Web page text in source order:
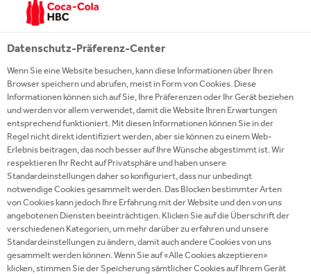
WANN KANN ICH MIT FEEDBACK
RECHNEN?
ANFORDERUNGEN SOLL/KANN/DARF
ICH MICH TROTZDEM BEWERBEN?
KANN ICH MICH GLEICHZEITIG FÜR
MEHRERE STELLEN BEWERBEN?
WELCHE BENEFITS ERWARTEN MICH BEI
COCA-COLA HBC ÖSTERREICH?
KANN ICH EIN FAMILIENBEWUSSTES
UMFELD ERWARTEN?
Datenschutz-Präferenz-Center
Wenn Sie eine Website besuchen, kann diese Informationen über Ihren
Browser speichern und abrufen, meist in Form von Cookies. Diese
Informationen können sich auf Sie, Ihre Präferenzen oder Ihr Gerät beziehen
und werden vor allem verwendet, damit die Website Ihren Erwartungen
entsprechend funktioniert. Mit diesen Informationen können Sie in der
Regel nicht direkt identifiziert werden, aber sie können zu einem Web-
Erlebnis beitragen, das noch besser auf Ihre Wünsche abgestimmt ist. Wir
respektieren Ihr Recht auf Privatsphäre und haben unsere
Standardeinstellungen daher so konfiguriert, dass nur unbedingt
notwendige Cookies gesammelt werden. Das Blocken bestimmter Arten
von Cookies kann jedoch Ihre Erfahrung mit der Website und den von uns
angebotenen Diensten beeinträchtigen. Klicken Sie auf die Überschrift der
verschiedenen Kategorien, um mehr darüber zu erfahren und unsere
Standardeinstellungen zu ändern, damit auch andere Cookies von uns
gesammelt werden können. Wenn Sie auf «Alle Cookies akzeptieren»
klicken, stimmen Sie der Speicherung sämtlicher Cookies auf Ihrem Gerät